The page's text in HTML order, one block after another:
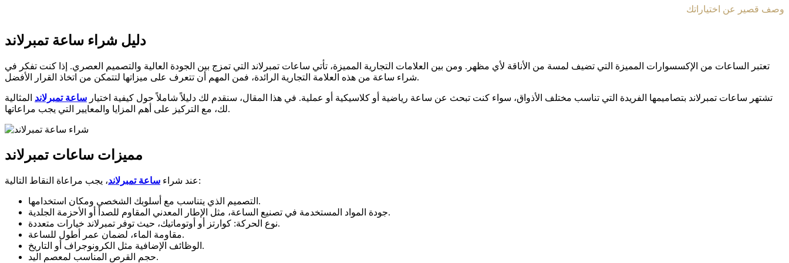
وصف قصير عن اختياراتك
دليل شراء ساعة تمبرلاند
تعتبر الساعات من الإكسسوارات المميزة التي تضيف لمسة من الأناقة لأي مظهر. ومن بين العلامات التجارية المميزة، تأتي ساعات تمبرلاند التي تمزج بين الجودة العالية والتصميم العصري. إذا كنت تفكر في
شراء ساعة من هذه العلامة التجارية الرائدة، فمن المهم أن تتعرف على ميزاتها لتتمكن من اتخاذ القرار الأفضل.
تشتهر ساعات تمبرلاند بتصاميمها الفريدة التي تناسب مختلف الأذواق، سواء كنت تبحث عن ساعة رياضية أو كلاسيكية أو عملية. في هذا المقال، سنقدم لك دليلاً شاملاً حول كيفية اختيار ساعة تمبرلاند المثالية
لك، مع التركيز على أهم المزايا والمعايير التي يجب مراعاتها.
مميزات ساعات تمبرلاند
عند شراء ساعة تمبرلاند ، يجب مراعاة النقاط التالية:
التصميم الذي يتناسب مع أسلوبك الشخصي ومكان استخدامها.
جودة المواد المستخدمة في تصنيع الساعة، مثل الإطار المعدني المقاوم للصدأ أو الأحزمة الجلدية.
نوع الحركة: كوارتز أو أوتوماتيك، حيث توفر تمبرلاند خيارات متعددة.
مقاومة الماء، لضمان عمر أطول للساعة.
الوظائف الإضافية مثل الكرونوجراف أو التاريخ.
حجم القرص المناسب لمعصم اليد.